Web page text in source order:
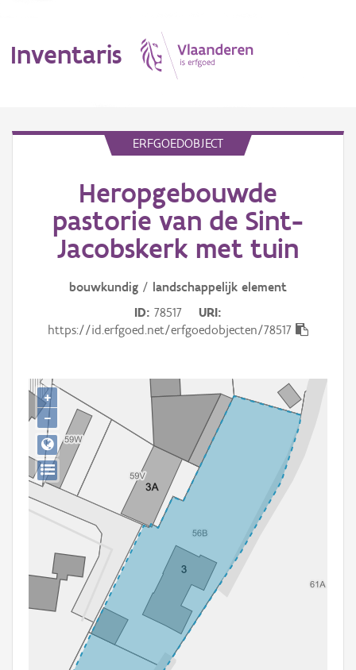
Inventaris
Aanduidingsobject
Waarneming
Gebeurtenis
Downloads
Hergebruik
Aanmelden
ERFGOEDOBJECT
Heropgebouwde
pastorie van de Sint-
Jacobskerk met tuin
bouwkundig / landschappelijk element
ID 78517
URI
https://id.erfgoed.net/erfgoedobjecten/78517
+
−